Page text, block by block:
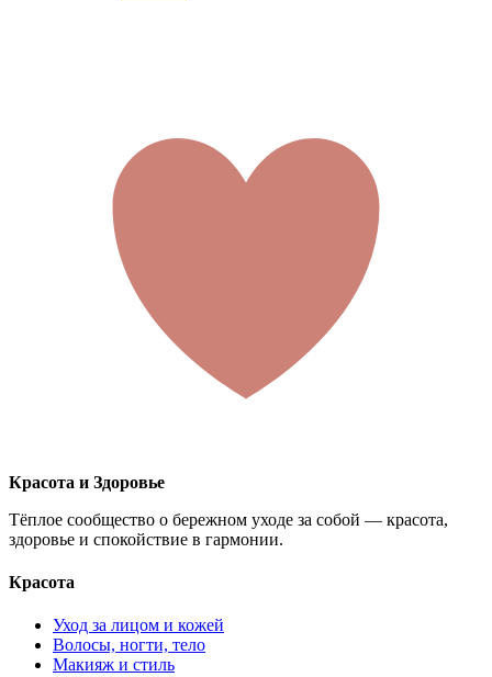
Красота и Здоровье
Тёплое сообщество о бережном уходе за собой — красота,
здоровье и спокойствие в гармонии.
Красота
Уход за лицом и кожей
Волосы, ногти, тело
Макияж и стиль